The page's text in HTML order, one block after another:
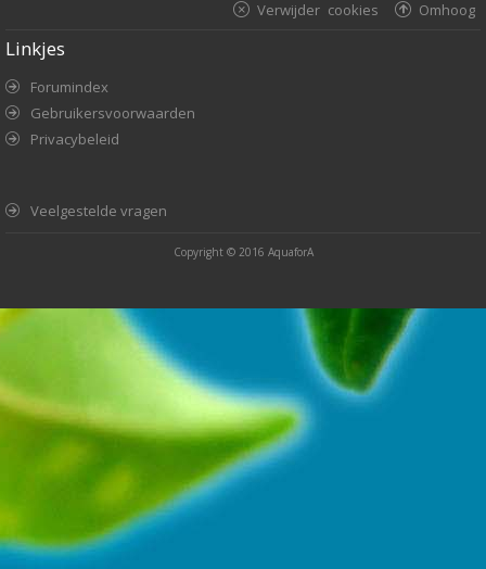
Omhoog
Verwijder cookies
Linkjes
Forumindex
Gebruikersvoorwaarden
Privacybeleid
Veelgestelde vragen
Copyright © 2016 AquaforA